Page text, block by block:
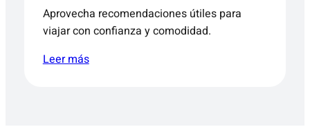
Aprovecha recomendaciones útiles para
viajar con confianza y comodidad.
Leer más